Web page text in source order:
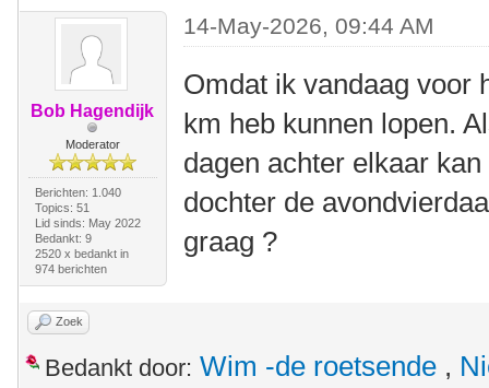
Bob Hagendijk
Moderator
Berichten: 1.040
Topics: 51
Lid sinds: May 2022
Bedankt: 9
2520 x bedankt in
974 berichten
14-May-2026, 09:44 AM
Omdat ik vandaag voor
km heb kunnen lopen.
dagen achter elkaar
dochter de
graag ?
Zoek
Bedankt door: Wim -de roetsende ,